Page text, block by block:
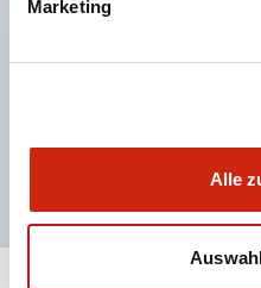
Marketing
Alle
schädliche Stoffe